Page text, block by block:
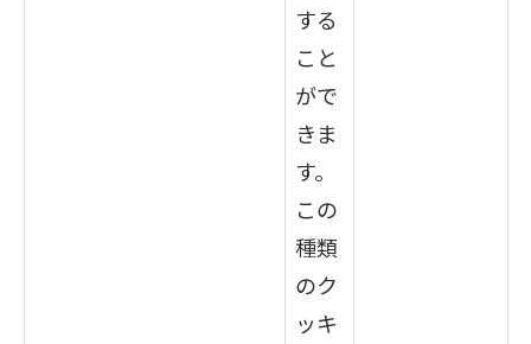
する
こと
がで
きま
す。
この
種類
のク
ッキ